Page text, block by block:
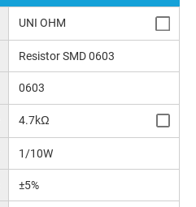
UNI OHM
Resistor SMD 0603
0603
4.7kΩ
1/10W
±5%